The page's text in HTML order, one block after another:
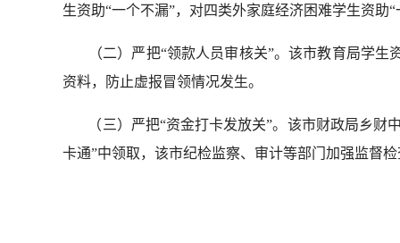
生资助“一个不漏”，对四类外家庭经济困难学生资
（二）严把“领款人员审核关”。该市教育局学生
资料，防止虚报冒领情况发生。
（三）严把“资金打卡发放关”。该市财政局乡财
卡通”中领取，该市纪检监察、审计等部门加强监督